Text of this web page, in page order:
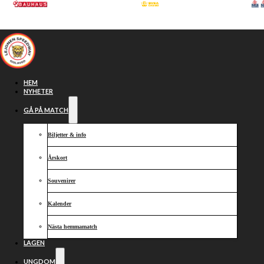
Hoppa till huvudinnehåll
HEM
NYHETER
GÅ PÅ MATCH
Biljetter & info
Årskort
Souvenirer
Kalender
Nästa hemmamatch
LAGEN
UNGDOM
Två Lejon i